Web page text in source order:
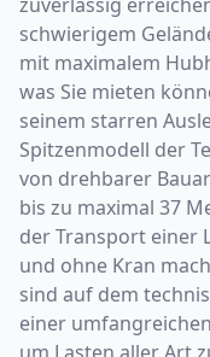
schwierigem
mit maximalem
was Sie mieten
seinem starren
Spitzenmodell der
von drehbarer
bis zu maximal 37
der Transport einer
und ohne Kran
sind auf dem
einer